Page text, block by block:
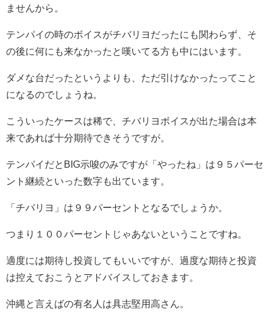
ませんから。
テンパイの時のボイスがチバリヨだったにも関わらず、そ
の後に何にも来なかったと嘆いてる方も中にはいます。
ダメな台だったというよりも、ただ引けなかったってこと
になるのでしょうね。
こういったケースは稀で、チバリヨボイスが出た場合は本
来であれば十分期待できそうですが。
テンパイだとBIG示唆のみですが「やったね」は９５パーセ
ント継続といった数字も出ています。
「チバリヨ」は９９パーセントとなるでしょうか。
つまり１００パーセントじゃあないということですね。
適度には期待し投資してもいいですが、過度な期待と投資
は控えておこうとアドバイスしておきます。
沖縄と言えばの有名人は具志堅用高さん。